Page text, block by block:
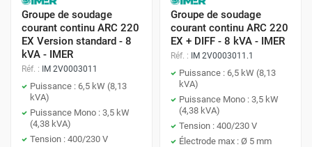
service après-vente réactif est disponible pour répondre à
toutes vos questions et assurer la maintenance de votre
équipement.
Rapport qualité/prix
Protoumat s'engage à offrir un excellent rapport
qualité/prix à ses clients. Les groupes électrogènes
Protoumat sont des équipements performants et durables,
proposés à un prix compétitif. Vous bénéficiez ainsi d'un
Groupe de soudage
courant continu ARC 220
EX Version standard - 8
kVA - IMER
Réf. : IM 2V0003011
Puissance : 6,5 kW (8,13
kVA)
Puissance Mono : 3,5 kW
(4,38 kVA)
Tension : 400/230 V
Groupe de soudage
courant continu ARC 220
EX + DIFF - 8 kVA - IMER
Réf. : IM 2V0003011.1
Puissance : 6,5 kW (8,13
kVA)
Puissance Mono : 3,5 kW
(4,38 kVA)
Tension : 400/230 V
Électrode max : Ø 5 mm